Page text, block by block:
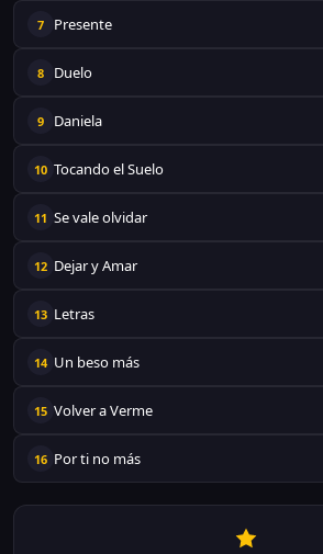
7 Presente
8 Duelo
9 Daniela
10 Tocando el Suelo
11 Se vale olvidar
12 Dejar y Amar
13 Letras
14 Un beso más
15 Volver a Verme
16 Por ti no más